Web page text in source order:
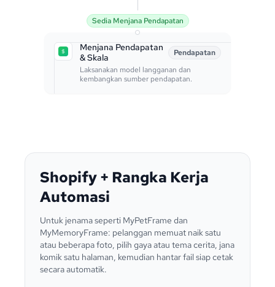
Sedia Menjana Pendapatan
Menjana Pendapatan
& Skala
Pendapatan
Laksanakan model langganan dan
kembangkan sumber pendapatan.
Shopify + Rangka Kerja
Automasi
Untuk jenama seperti MyPetFrame dan
MyMemoryFrame: pelanggan memuat naik satu
atau beberapa foto, pilih gaya atau tema cerita, jana
komik satu halaman, kemudian hantar fail siap cetak
secara automatik.